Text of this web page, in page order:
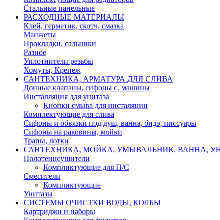
Стальные панельные
РАСХОДНЫЕ МАТЕРИАЛЫ
Клей, герметик, скотч, смазка
Манжеты
Прокладки, сальники
Разное
Уплотнители резьбы
Хомуты, Крепеж
САНТЕХНИКА, АРМАТУРА ДЛЯ СЛИВА
Донные клапаны, сифоны с. машины
Инсталляция для унитаза
Кнопки смыва для инсталяции
Комплектующие для слива
Сифоны и обвязки под душ, ванна, бидэ, писсуары
Сифоны на раковины, мойки
Трапы, лотки
САНТЕХНИКА, МОЙКА, УМЫВАЛЬНИК, ВАННА,
Полотенцсушители
Компликтующие для П/С
Смесители
Компликтующие
Унитазы
СИСТЕМЫ ОЧИСТКИ ВОДЫ, КОЛБЫ
Картриджи и наборы